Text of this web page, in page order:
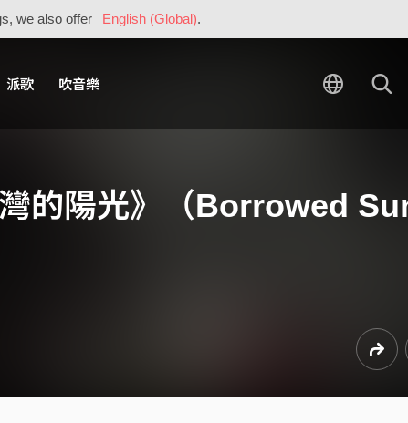
we also offer English (Global).
派歌 吹音樂
灣的陽光》（Borrowed